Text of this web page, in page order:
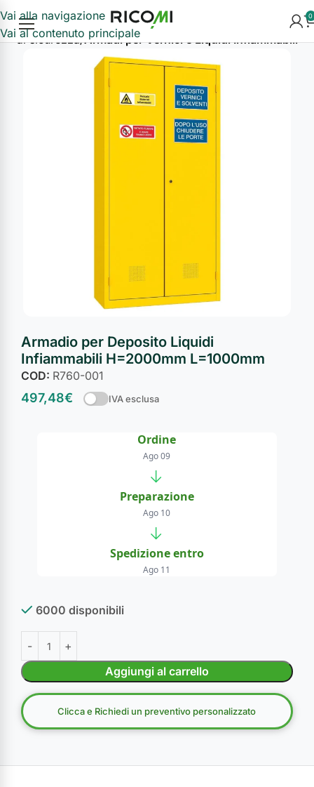
Vai alla navigazione
Vai al contenuto principale
0
di sicurezza Armadi per Vernici e Liquidi Infiammabili
Armadio per Deposito Liquidi
Infiammabili H=2000mm L=1000mm
COD: R760-001
497,48€ IVA esclusa
Ordine
Ago 09
→
Preparazione
Ago 10
→
Spedizione entro
Ago 11
6000 disponibili
Aggiungi al carrello
Clicca e Richiedi un preventivo personalizzato